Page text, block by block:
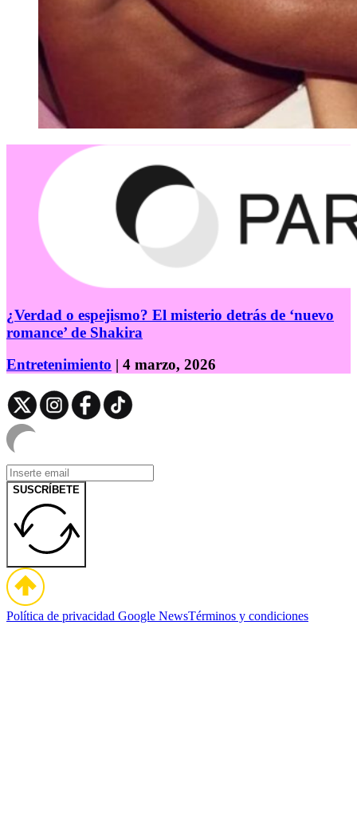
¿Verdad o espejismo? El misterio detrás de ‘nuevo
romance’ de Shakira
Entretenimiento | 4 marzo, 2026
SUSCRÍBETE
Política de privacidad Google NewsTérminos y condiciones